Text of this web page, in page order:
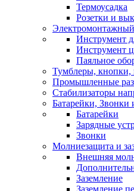
Термоусадка
Розетки и
Инструмент
Инструмент
Паяльное
Тумблеры, кнопки,
Промышленные
Стабилизаторы
Батарейки, Звонки
Батарейки
Зарядные
Звонки
Молниезащита и
Внешняя
Заземление
Заземление